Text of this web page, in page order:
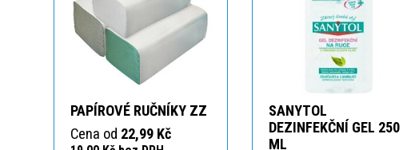
PAPÍROVÉ RUČNÍKY ZZ
Cena od 22,99 Kč
SANYTOL
DEZINFEKČNÍ GEL 250
ML